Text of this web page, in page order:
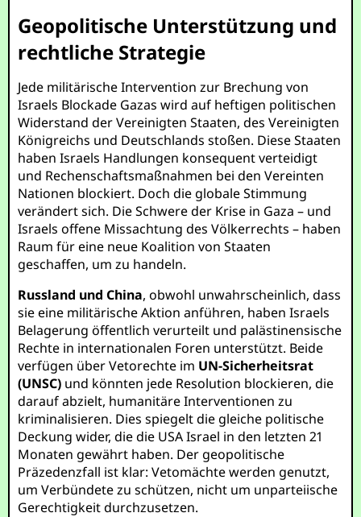
Geopolitische Unterstützung und
rechtliche Strategie
Jede militärische Intervention zur Brechung von
Israels Blockade Gazas wird auf heftigen politischen
Widerstand der Vereinigten Staaten, des Vereinigten
Königreichs und Deutschlands stoßen. Diese Staaten
haben Israels Handlungen konsequent verteidigt
und Rechenschaftsmaßnahmen bei den Vereinten
Nationen blockiert. Doch die globale Stimmung
verändert sich. Die Schwere der Krise in Gaza – und
Israels offene Missachtung des Völkerrechts – haben
Raum für eine neue Koalition von Staaten
geschaffen, um zu handeln.
Russland und China, obwohl unwahrscheinlich, dass
sie eine militärische Aktion anführen, haben Israels
Belagerung öffentlich verurteilt und palästinensische
Rechte in internationalen Foren unterstützt. Beide
verfügen über Vetorechte im UN-Sicherheitsrat
(UNSC) und könnten jede Resolution blockieren, die
darauf abzielt, humanitäre Interventionen zu
kriminalisieren. Dies spiegelt die gleiche politische
Deckung wider, die die USA Israel in den letzten 21
Monaten gewährt haben. Der geopolitische
Präzedenzfall ist klar: Vetomächte werden genutzt,
um Verbündete zu schützen, nicht um unparteiische
Gerechtigkeit durchzusetzen.